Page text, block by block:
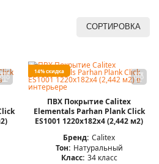
СОРТИРОВКА
14% скидка
ПВХ Покрытие Calitex
Elementals Parhan Plank Click
ES1001 1220x182x4 (2,442 м2)
Бренд: Calitex
Тон: Натуральный
Класс: 34 класс